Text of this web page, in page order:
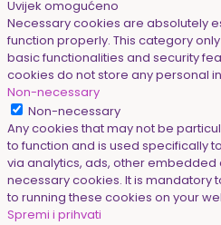
Uvijek omogućeno
Necessary cookies are absolutely
function properly. This category
basic functionalities and security
cookies do not store any personal
Non-necessary
Non-necessary
Any cookies that may not be
to function and is used specifically
via analytics, ads, other
necessary cookies. It is mandatory
to running these cookies on your
Spremi i prihvati